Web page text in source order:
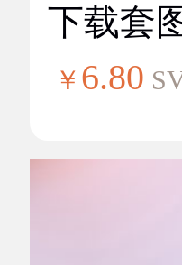
下载套
￥ 6.80